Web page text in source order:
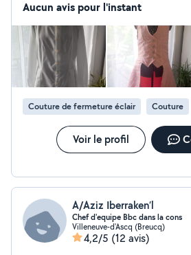
événements (anniversaires, soirées,
photo, je me débrouille plutôt bien
des clichés, les retoucher ou
modèle si besoin. Je suis aussi à l'aise avec les travaux
manuels : montage de meubles,
réparations Créative, polyvalente et toujours partante
pour un nouveau projet, je
touche unique et pratique à tout ce
Aucun avis pour l'instant
Couture de fermeture éclair Couture
Voir le profil
A/Aziz Iberraken’l
Chef d'equipe Bbc dans la cons
Villeneuve-d'Ascq (Breucq)
4,2/5 (12 avis)